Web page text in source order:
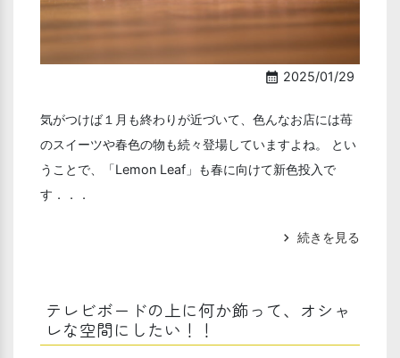
calendar_month 2025/01/29
気がつけば１月も終わりが近づいて、色んなお店には苺
のスイーツや春色の物も続々登場していますよね。 とい
うことで、「Lemon Leaf」も春に向けて新色投入で
す．．．
chevron_right 続きを見る
テレビボードの上に何か飾って、オシャ
レな空間にしたい！！